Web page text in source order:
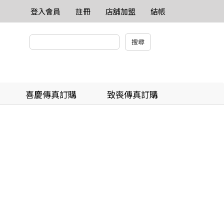
登入會員 註冊 店舖加盟 結帳
喜慶傳真訂購 致喪傳真訂購